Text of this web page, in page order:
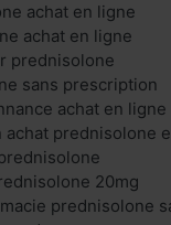
achat en ligne
achat en ligne
prednisolone
sans prescription
achat en
prednisolone
20mg
prednisolone